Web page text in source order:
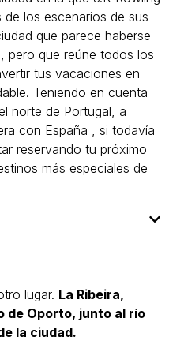
los escenarios de sus
que parece haberse
pero que reúne todos los
tus vacaciones en
Teniendo en cuenta
norte de Portugal, a
con España , si todavía
reservando tu próximo
más especiales de
lugar. La Ribeira,
de Oporto, junto al río
la ciudad.